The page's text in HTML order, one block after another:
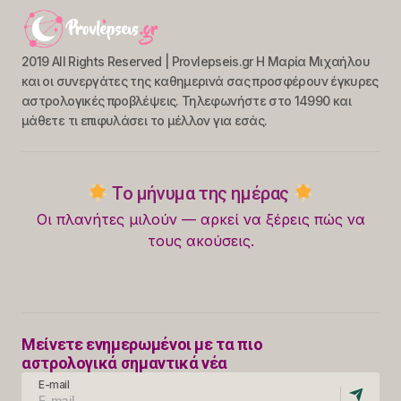
2019 All Rights Reserved | Provlepseis.gr Η Μαρία Μιχαήλου
και οι συνεργάτες της καθημερινά σας προσφέρουν έγκυρες
αστρολογικές προβλέψεις. Τηλεφωνήστε στο 14990 και
μάθετε τι επιφυλάσει το μέλλον για εσάς.
Το μήνυμα της ημέρας
Οι πλανήτες μιλούν — αρκεί να ξέρεις πώς να
τους ακούσεις.
Μείνετε ενημερωμένοι με τα πιο
αστρολογικά σημαντικά νέα
E-mail